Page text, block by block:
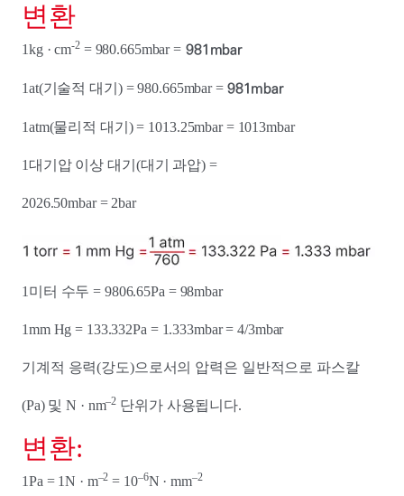
변환
1kg · cm-2= 980.665mbar = 981mbar
1at(기술적 대기) = 980.665mbar = 981mbar
1atm(물리적 대기) = 1013.25mbar = 1013mbar
1대기압 이상 대기(대기 과압) =
2026.50mbar = 2bar
1미터 수두 = 9806.65Pa = 98mbar
1mm Hg = 133.332Pa = 1.333mbar = 4/3mbar
기계적 응력(강도)으로서의 압력은 일반적으로 파스칼
(Pa) 및 N · nm–2 단위가 사용됩니다.
변환:
1Pa = 1N · m–2 = 10–6N · mm–2